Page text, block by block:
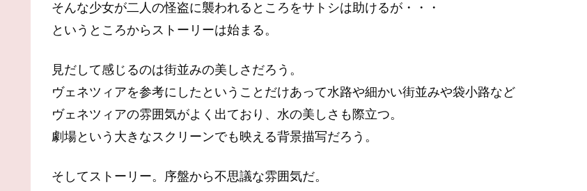
そんな少女が二人の怪盗に襲われるところをサトシは助けるが・・・
というところからストーリーは始まる。
見だして感じるのは街並みの美しさだろう。
ヴェネツィアを参考にしたということだけあって水路や細かい街並みや袋小路など
ヴェネツィアの雰囲気がよく出ており、水の美しさも際立つ。
劇場という大きなスクリーンでも映える背景描写だろう。
そしてストーリー。序盤から不思議な雰囲気だ。